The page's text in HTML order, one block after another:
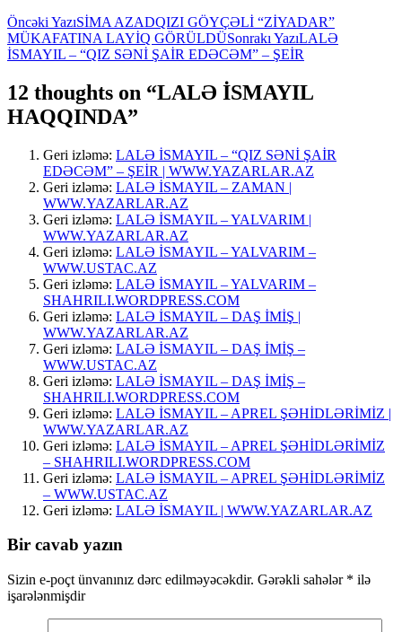
Yazılar
üzrə
Öncəki YazıSİMA AZADQIZI GÖYÇƏLİ “ZİYADAR”
MÜKAFATINA LAYİQ GÖRÜLDÜSonrakı YazıLALƏ
İSMAYIL – “QIZ SƏNİ ŞAİR EDƏCƏM” – ŞEİR
12 thoughts on “LALƏ İSMAYIL
HAQQINDA”
Geri izləmə: LALƏ İSMAYIL – “QIZ SƏNİ ŞAİR
EDƏCƏM” – ŞEİR | WWW.YAZARLAR.AZ
Geri izləmə: LALƏ İSMAYIL – ZAMAN |
WWW.YAZARLAR.AZ
Geri izləmə: LALƏ İSMAYIL – YALVARIM |
WWW.YAZARLAR.AZ
Geri izləmə: LALƏ İSMAYIL – YALVARIM –
WWW.USTAC.AZ
Geri izləmə: LALƏ İSMAYIL – YALVARIM –
SHAHRILI.WORDPRESS.COM
Geri izləmə: LALƏ İSMAYIL – DAŞ İMİŞ |
WWW.YAZARLAR.AZ
Geri izləmə: LALƏ İSMAYIL – DAŞ İMİŞ –
WWW.USTAC.AZ
Geri izləmə: LALƏ İSMAYIL – DAŞ İMİŞ –
SHAHRILI.WORDPRESS.COM
Geri izləmə: LALƏ İSMAYIL – APREL ŞƏHİDLƏRİMİZ |
WWW.YAZARLAR.AZ
Geri izləmə: LALƏ İSMAYIL – APREL ŞƏHİDLƏRİMİZ
– SHAHRILI.WORDPRESS.COM
Geri izləmə: LALƏ İSMAYIL – APREL ŞƏHİDLƏRİMİZ
– WWW.USTAC.AZ
Geri izləmə: LALƏ İSMAYIL | WWW.YAZARLAR.AZ
Bir cavab yazın
Sizin e-poçt ünvanınız dərc edilməyəcəkdir. Gərəkli sahələr * ilə
işarələnmişdir